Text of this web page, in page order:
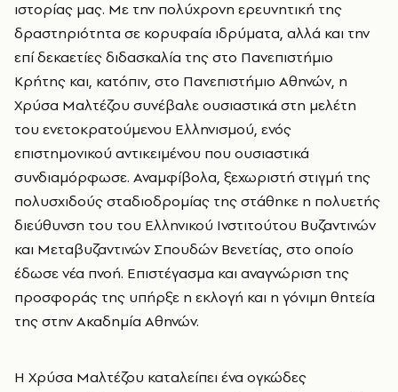
ιστορίας μας. Με την πολύχρονη ερευνητική της
δραστηριότητα σε κορυφαία ιδρύματα, αλλά και την
επί δεκαετίες διδασκαλία της στο Πανεπιστήμιο
Κρήτης και, κατόπιν, στο Πανεπιστήμιο Αθηνών, η
Χρύσα Μαλτέζου συνέβαλε ουσιαστικά στη μελέτη
του ενετοκρατούμενου Ελληνισμού, ενός
επιστημονικού αντικειμένου που ουσιαστικά
συνδιαμόρφωσε. Αναμφίβολα, ξεχωριστή στιγμή της
πολυσχιδούς σταδιοδρομίας της στάθηκε η πολυετής
διεύθυνση του του Ελληνικού Ινστιτούτου Βυζαντινών
και Μεταβυζαντινών Σπουδών Βενετίας, στο οποίο
έδωσε νέα πνοή. Επιστέγασμα και αναγνώριση της
προσφοράς της υπήρξε η εκλογή και η γόνιμη θητεία
της στην Ακαδημία Αθηνών.
Η Χρύσα Μαλτέζου καταλείπει ένα ογκώδες